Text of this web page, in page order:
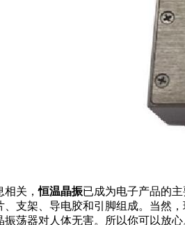
相关，恒温晶振已成为电子产品的
、支架、导电胶和引脚组成。当然
荡器对人体无害。所以你可以放